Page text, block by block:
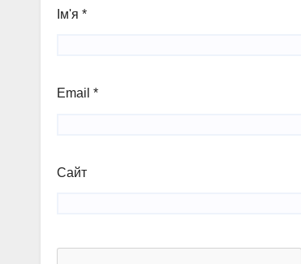
Ім'я *
Email *
Сайт